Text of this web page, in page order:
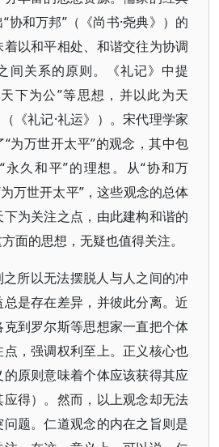
协和万邦”（《尚书·尧典》）的
以和平相处、和谐交往为协调
间关系的原则。《礼记》中提
下为公”等思想，并以此为天
《礼记·礼运》）。宋代理学家
为万世开太平”的观念，其中包
久和平”的理想。从“协和万
万世开太平”，这些观念的总体
为关注之点，由此建构和谐的
面的思想，无疑也值得关注。
所以无法摆脱人与人之间的冲
是存在差异，并彼此分离。近
到罗尔斯等思想家一直把个体
，强调权利至上。正义核心也
原则意味着个体应该获得其应
得）。然而，以上观念却无法
题。仁道观念的内在之旨则是